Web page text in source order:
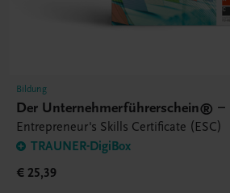
Bildung
Der Unternehmerführerschein® –
Entrepreneur's Skills Certificate (ESC)
TRAUNER-DigiBox
€ 25,39